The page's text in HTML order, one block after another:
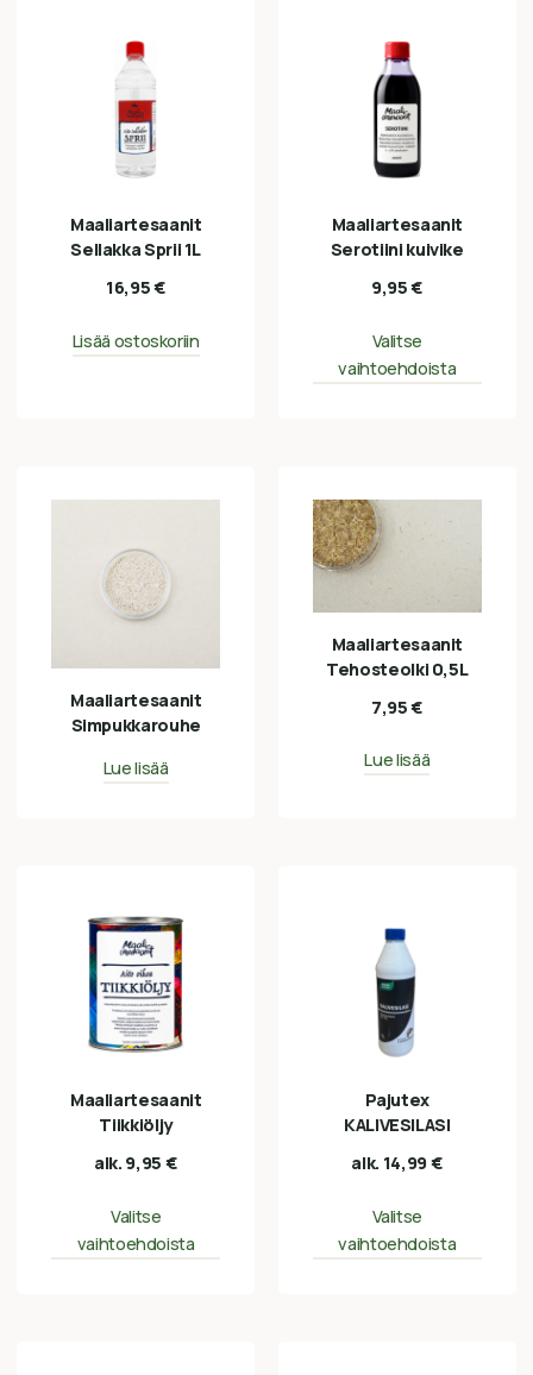
Maaliartesaanit
Sellakka Sprii 1L
16,95€
Lisää ostoskoriin
Maaliartesaanit
Serotiini kuivike
9,95€
Valitse
vaihtoehdoista
Maaliartesaanit
Simpukkarouhe
Lue lisää
Maaliartesaanit
Tehosteolki 0,5L
7,95€
Lue lisää
Maaliartesaanit
Tiikkiöljy
alk. 9,95 €
Valitse
vaihtoehdoista
Pajutex
KALIVESILASI
alk. 14,99 €
Valitse
vaihtoehdoista